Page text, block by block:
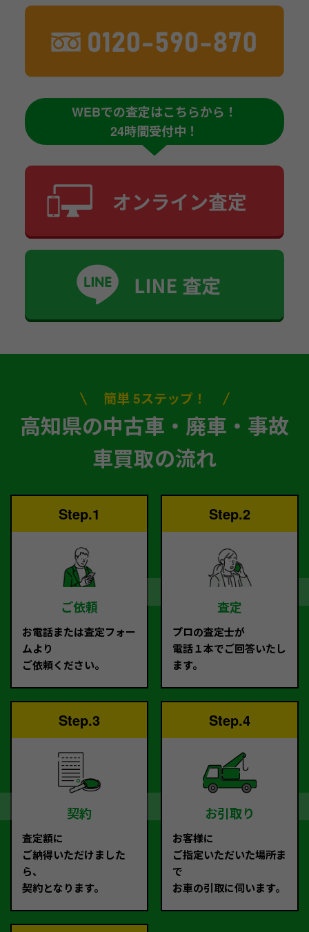
WEBでの査定はこちらから！
24時間受付中！
簡単 5ステップ！
高知県の中古車・廃車・事故
車買取の流れ
Step.1
ご依頼
お電話または査定フォー
ムより
ご依頼ください。
Step.2
査定
プロの査定士が
電話１本でご回答いたし
ます。
Step.3
契約
査定額に
ご納得いただけました
ら、
契約となります。
Step.4
お引取り
お客様に
ご指定いただいた場所ま
で
お車の引取に伺います。